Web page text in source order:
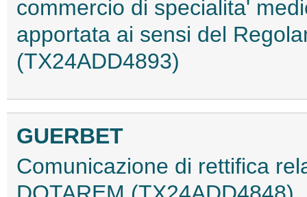
commercio di specialita'
apportata ai sensi del
(TX24ADD4893)
GUERBET
Comunicazione di rettifica